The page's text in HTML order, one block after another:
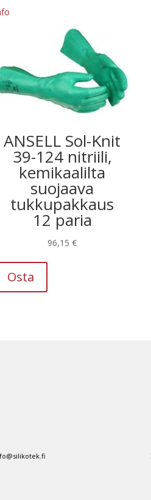
ANSELL Sol-Knit
39-124 nitriili,
kemikaalilta
suojaava
tukkupakkaus
12 paria
96,15€
Osta